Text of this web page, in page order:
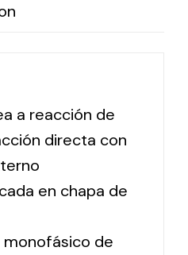
para todo tipo
a reacción de
directa con
en chapa de
de